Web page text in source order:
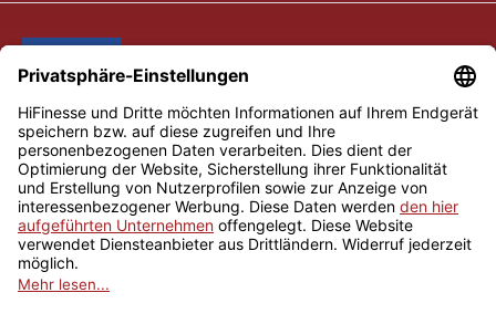
* Alle Preise inkl. gesetzl. Mehrwertsteuer
Cookie settings Händler-Login
Über uns
Kontakt und Anfahrt
Versand und Zahlungsbedingungen